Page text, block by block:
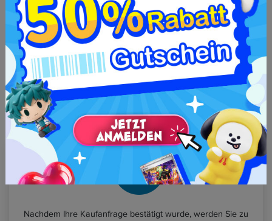
Wenn Sie zum Beispiel nach "Rainbow" suchen,
wird die erste Suche den Begriff standardmäßig
ins Japanische übersetzen, aber Sie haben auch
die Möglichkeit, diesen Begriff ohne
Übersetzung zu suchen, um Alben der
gleichnamigen Gruppe zu finden.
Nachdem Ihre Kaufanfrage bestätigt wurde, werden Sie zu